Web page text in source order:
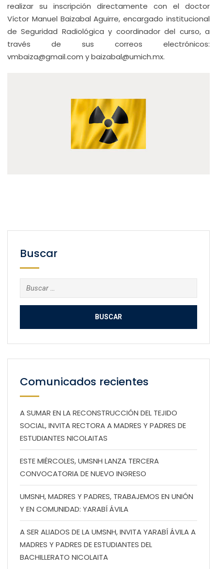
realizar su inscripción directamente con el doctor
Víctor Manuel Baizabal Aguirre, encargado institucional
de Seguridad Radiológica y coordinador del curso, a
través de sus correos electrónicos:
vmbaiza@gmail.com y baizabal@umich.mx.
Buscar
Buscar:
Comunicados recientes
A SUMAR EN LA RECONSTRUCCIÓN DEL TEJIDO
SOCIAL, INVITA RECTORA A MADRES Y PADRES DE
ESTUDIANTES NICOLAITAS
ESTE MIÉRCOLES, UMSNH LANZA TERCERA
CONVOCATORIA DE NUEVO INGRESO
UMSNH, MADRES Y PADRES, TRABAJEMOS EN UNIÓN
Y EN COMUNIDAD: YARABÍ ÁVILA
A SER ALIADOS DE LA UMSNH, INVITA YARABÍ ÁVILA A
MADRES Y PADRES DE ESTUDIANTES DEL
BACHILLERATO NICOLAITA